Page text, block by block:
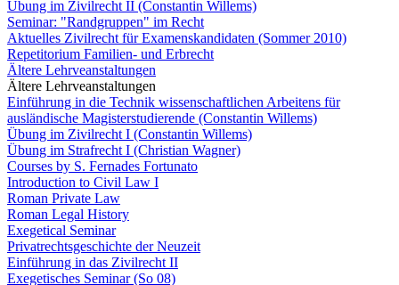
Übung im Zivilrecht II (Constantin Willems)
Seminar: "Randgruppen" im Recht
Aktuelles Zivilrecht für Examenskandidaten (Sommer 2010)
Repetitorium Familien- und Erbrecht
Ältere Lehrveanstaltungen
Ältere Lehrveanstaltungen
Einführung in die Technik wissenschaftlichen Arbeitens für
ausländische Magisterstudierende (Constantin Willems)
Übung im Zivilrecht I (Constantin Willems)
Übung im Strafrecht I (Christian Wagner)
Courses by S. Fernades Fortunato
Introduction to Civil Law I
Roman Private Law
Roman Legal History
Exegetical Seminar
Privatrechtsgeschichte der Neuzeit
Einführung in das Zivilrecht II
Exegetisches Seminar (So 08)